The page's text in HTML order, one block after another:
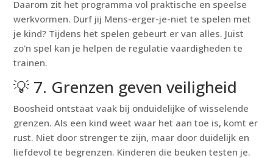
Daarom zit het programma vol praktische en speelse
werkvormen. Durf jij Mens-erger-je-niet te spelen met
je kind? Tijdens het spelen gebeurt er van alles. Juist
zo'n spel kan je helpen de regulatie vaardigheden te
trainen.
💡 7. Grenzen geven veiligheid
Boosheid ontstaat vaak bij onduidelijke of wisselende
grenzen. Als een kind weet waar het aan toe is, komt er
rust. Niet door strenger te zijn, maar door duidelijk en
liefdevol te begrenzen. Kinderen die beuken testen je.